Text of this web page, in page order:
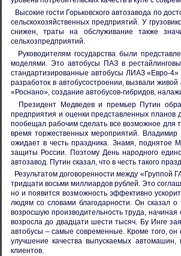
Высокие гости Горьковского автозавода по
сельскохозяйственных предприятий. У
снижен, траты на обслуживание также
сельхозпредприятий.
Руководителям государства были
моделями. Это автобусы ПАЗ в
стандартизированные автобусы ЛИАЗ «Евро-
разработок в автобусостроении, вызвали
«Роснано», создание автобусов-гибридов,
Президент Медведев и премьер Путин
предприятия и оценки представленных планов
пообещал рабочим сделать все возможное для
время торжественных мероприятий.
ожидает в честь праздника. Знамя, поднятое
защиты России. Поэтому День народного
автозавод. Путин сказал, что в честь такого
Результатом договоренности между «Группой
тридцати восьми миллиардов рублей. Это
но и появится возможность эффективно
людям со словами благодарности. Он сказал
возросшую производительность труда,
возросла до двадцати шести тысяч. Бу Инге
автобусы – самые современные. Кроме того,
улучшение качества выпускаемых
клиентов.